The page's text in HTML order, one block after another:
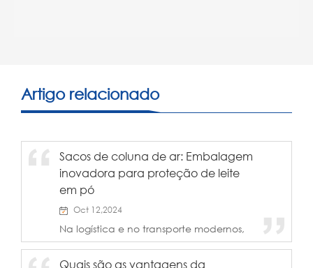
Artigo relacionado
Sacos de coluna de ar: Embalagem
inovadora para proteção de leite
em pó
Oct 12,2024
Na logística e no transporte modernos,
garantir a segurança dos produtos
Quais são as vantagens da